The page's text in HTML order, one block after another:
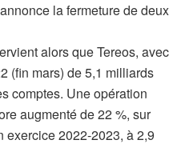
la fermeture de deux
alors que Tereos, avec
(fin mars) de 5,1 milliards
comptes. Une opération
augmenté de 22 %, sur
exercice 2022-2023, à 2,9